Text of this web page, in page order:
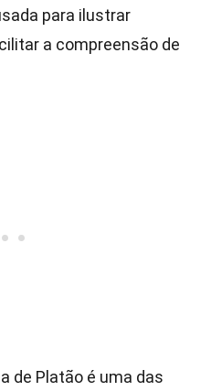
para ilustrar
a compreensão de
de Platão é uma das